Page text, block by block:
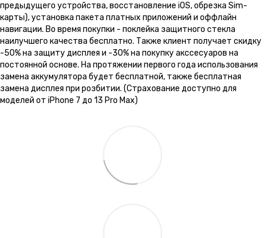
предыдущего устройства, восстановление iOS, обрезка Sim-
карты), установка пакета платных приложений и оффлайн
навигации. Во время покупки - поклейка защитного стекла
наилучшего качества бесплатно. Также клиент получает скидку
-50% на защиту дисплея и -30% на покупку акссесуаров на
постоянной основе. На протяжении первого года использования
замена аккумулятора будет бесплатной, также бесплатная
замена дисплея при розбитии. (Страхование доступно для
моделей от iPhone 7 до 13 Pro Max)